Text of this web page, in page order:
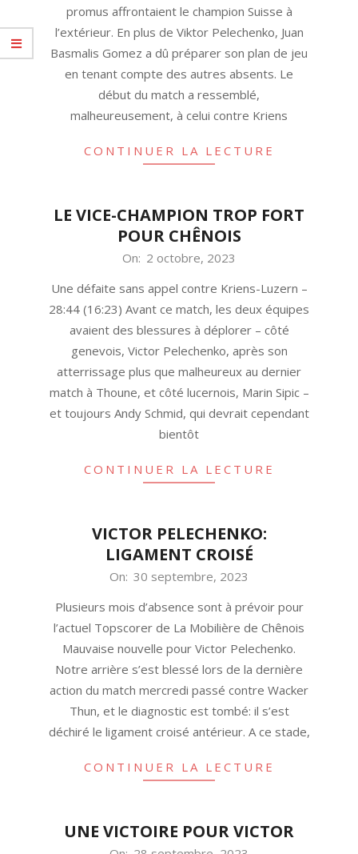
promus affrontaient le champion Suisse à
l’extérieur. En plus de Viktor Pelechenko, Juan
Basmalis Gomez a dû préparer son plan de jeu
en tenant compte des autres absents. Le
début du match a ressemblé,
malheureusement, à celui contre Kriens
CONTINUER LA LECTURE
LE VICE-CHAMPION TROP FORT
POUR CHÊNOIS
02
On: 2 octobre, 2023
Une défaite sans appel contre Kriens-Luzern –
28:44 (16:23) Avant ce match, les deux équipes
avaient des blessures à déplorer – côté
genevois, Victor Pelechenko, après son
atterrissage plus que malheureux au dernier
match à Thoune, et côté lucernois, Marin Sipic –
et toujours Andy Schmid, qui devrait cependant
bientôt
CONTINUER LA LECTURE
VICTOR PELECHENKO:
LIGAMENT CROISÉ
30
On: 30 septembre, 2023
Plusieurs mois d’absence sont à prévoir pour
l’actuel Topscorer de La Mobilière de Chênois
Mauvaise nouvelle pour Victor Pelechenko.
Notre arrière s’est blessé lors de la dernière
action du match mercredi passé contre Wacker
Thun, et le diagnostic est tombé: il s’est
déchiré le ligament croisé antérieur. A ce stade,
CONTINUER LA LECTURE
UNE VICTOIRE POUR VICTOR